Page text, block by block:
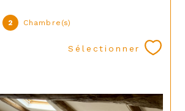
2 Chambre(s)
Sélectionner